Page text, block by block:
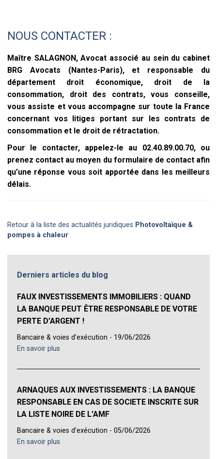
NOUS CONTACTER :
Maître SALAGNON, Avocat associé au sein du cabinet
BRG Avocats (Nantes-Paris), et responsable du
département droit économique, droit de la
consommation, droit des contrats, vous conseille,
vous assiste et vous accompagne sur toute la France
concernant vos litiges portant sur les contrats de
consommation et le droit de rétractation.
Pour le contacter, appelez-le au 02.40.89.00.70, ou
prenez contact au moyen du formulaire de contact afin
qu’une réponse vous soit apportée dans les meilleurs
délais.
Retour à la liste des actualités juridiques Photovoltaïque &
pompes à chaleur
Derniers articles du blog
FAUX INVESTISSEMENTS IMMOBILIERS : QUAND
LA BANQUE PEUT ÊTRE RESPONSABLE DE VOTRE
PERTE D’ARGENT !
Bancaire & voies d’exécution - 19/06/2026
En savoir plus
ARNAQUES AUX INVESTISSEMENTS : LA BANQUE
RESPONSABLE EN CAS DE SOCIETE INSCRITE SUR
LA LISTE NOIRE DE L’AMF
Bancaire & voies d’exécution - 05/06/2026
En savoir plus